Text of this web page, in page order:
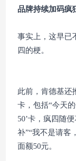
品牌持续加码疯
事实上，这早已
四的梗。
此前，肯德基还
卡，包括“今天
50’卡，疯四随
补”“我不是请客
面额50元。